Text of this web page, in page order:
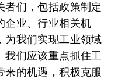
者们，包括政策制定
企业、行业相关机
为我们实现工业领域
我们应该重点抓住工
来的机遇，积极克服